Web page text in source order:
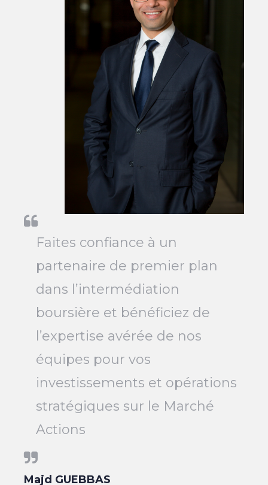
Faites confiance à un
partenaire de premier plan
dans l’intermédiation
boursière et bénéficiez de
l’expertise avérée de nos
équipes pour vos
investissements et opérations
stratégiques sur le Marché
Actions
Majd GUEBBAS